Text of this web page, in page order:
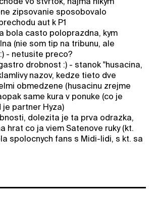
zipsovanie sposobovalo
aut k P1
bola casto poloprazdna, kym
(nie som tip na tribunu, ale
- netusite preco?
drobnost :) - stanok "husacina,
nazov, kedze tieto dve
obmedzene (husacinu zrejme
same kura v ponuke (co je
partner Hyza)
dolezita je ta prva odrazka,
hrat co ja viem Satenove ruky (kt.
spolocnych fans s Midi-lidi, s kt. sa